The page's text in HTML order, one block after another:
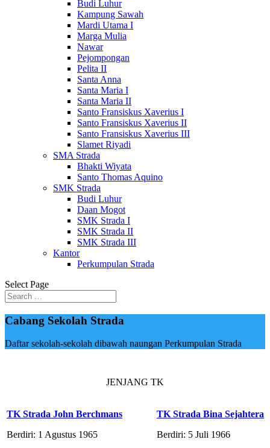
Budi Luhur
Kampung Sawah
Mardi Utama I
Marga Mulia
Nawar
Pejompongan
Pelita II
Santa Anna
Santa Maria I
Santa Maria II
Santo Fransiskus Xaverius I
Santo Fransiskus Xaverius II
Santo Fransiskus Xaverius III
Slamet Riyadi
SMA Strada
Bhakti Wiyata
Santo Thomas Aquino
SMK Strada
Budi Luhur
Daan Mogot
SMK Strada I
SMK Strada II
SMK Strada III
Kantor
Perkumpulan Strada
Select Page
Cabang Sekolah Strada
Daftar sekolah-sekolah dibawah naungan Perkumpulan Strada
JENJANG TK
TK Strada John Berchmans
Berdiri: 1 Agustus 1965
TK Strada Bina Sejahtera
Berdiri: 5 Juli 1966